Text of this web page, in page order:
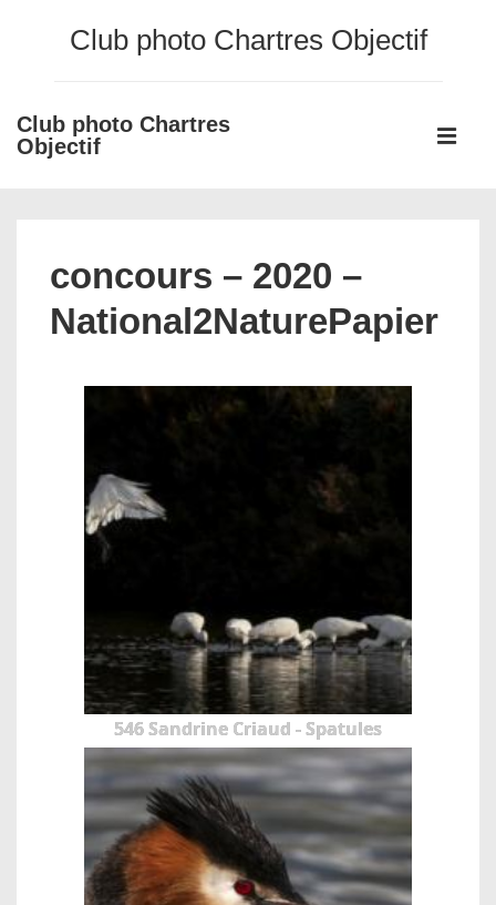
principal
Club photo Chartres Objectif
Club photo Chartres
Objectif
Main
concours – 2020 –
National2NaturePapier
546 Sandrine Criaud - Spatules